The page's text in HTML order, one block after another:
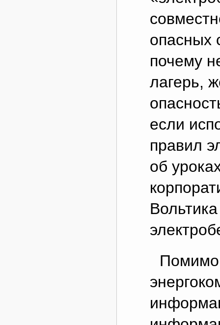
опасных
почему
лагерь,
если
правил
об
Помимо